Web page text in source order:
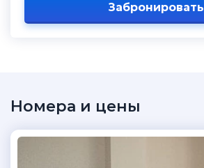
Забронировать
Номера и цены